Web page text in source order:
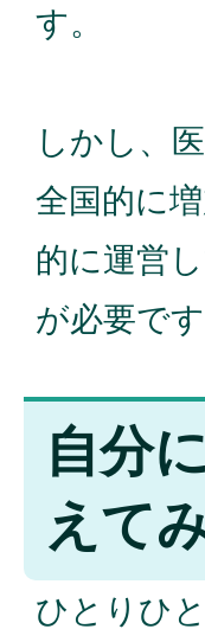
す。
しかし、
全国的に
的に運営
が必要です
自分
えて
ひとりひ